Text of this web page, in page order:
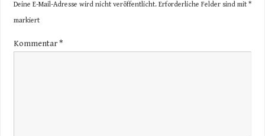
Deine E-Mail-Adresse wird nicht veröffentlicht. Erforderliche Felder sind mit *
markiert
Kommentar*